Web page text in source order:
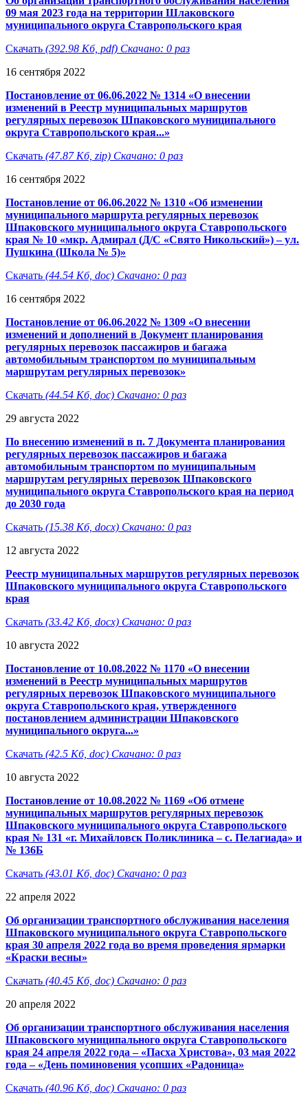
09 мая 2023 года на территории Шлаковского
муниципального округа Ставропольского края
Скачать (392.98 Кб, pdf) Скачано: 0 раз
16 сентября 2022
Постановление от 06.06.2022 № 1314 «О внесении
изменений в Реестр муниципальных маршрутов
регулярных перевозок Шпаковского муниципального
округа Ставропольского края...»
Скачать (47.87 Кб, zip) Скачано: 0 раз
16 сентября 2022
Постановление от 06.06.2022 № 1310 «Об изменении
муниципального маршрута регулярных перевозок
Шпаковского муниципального округа Ставропольского
края № 10 «мкр. Адмирал (Д/С «Свято Никольский») – ул.
Пушкина (Школа № 5)»
Скачать (44.54 Кб, doc) Скачано: 0 раз
16 сентября 2022
Постановление от 06.06.2022 № 1309 «О внесении
изменений и дополнений в Документ планирования
регулярных перевозок пассажиров и багажа
автомобильным транспортом по муниципальным
маршрутам регулярных перевозок»
Скачать (44.54 Кб, doc) Скачано: 0 раз
29 августа 2022
По внесению изменений в п. 7 Документа планирования
регулярных перевозок пассажиров и багажа
автомобильным транспортом по муниципальным
маршрутам регулярных перевозок Шпаковского
муниципального округа Ставропольского края на период
до 2030 года
Скачать (15.38 Кб, docx) Скачано: 0 раз
12 августа 2022
Реестр муниципальных маршрутов регулярных перевозок
Шпаковского муниципального округа Ставропольского
края
Скачать (33.42 Кб, docx) Скачано: 0 раз
10 августа 2022
Постановление от 10.08.2022 № 1170 «О внесении
изменений в Реестр муниципальных маршрутов
регулярных перевозок Шпаковского муниципального
округа Ставропольского края, утвержденного
постановлением администрации Шпаковского
муниципального округа...»
Скачать (42.5 Кб, doc) Скачано: 0 раз
10 августа 2022
Постановление от 10.08.2022 № 1169 «Об отмене
муниципальных маршрутов регулярных перевозок
Шпаковского муниципального округа Ставропольского
края № 131 «г. Михайловск Поликлиника – с. Пелагиада» и
№ 136Б
Скачать (43.01 Кб, doc) Скачано: 0 раз
22 апреля 2022
Об организации транспортного обслуживания населения
Шпаковского муниципального округа Ставропольского
края 30 апреля 2022 года во время проведения ярмарки
«Краски весны»
Скачать (40.45 Кб, doc) Скачано: 0 раз
20 апреля 2022
Об организации транспортного обслуживания населения
Шпаковского муниципального округа Ставропольского
края 24 апреля 2022 года – «Пасха Христова», 03 мая 2022
года – «День поминовения усопших «Радоница»
Скачать (40.96 Кб, doc) Скачано: 0 раз